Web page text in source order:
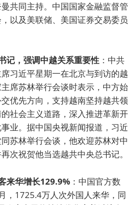
共同主持。中国国家金融监督管
以及美联储、美国证券交易委员
记，强调中越关系重要性 ：中共
习近平星期一在北京与到访的越
席苏林举行会谈时表示，中方始
优先方向，支持越南坚持越共领
社会主义道路，深入推进革新开
业。据中国央视新闻报道，习近
苏林举行会谈，他欢迎苏林对中
次祝贺他当选越共中央总书记。
来华增长129.9% ：中国官方数
，1725.4万人次外国人来华，同